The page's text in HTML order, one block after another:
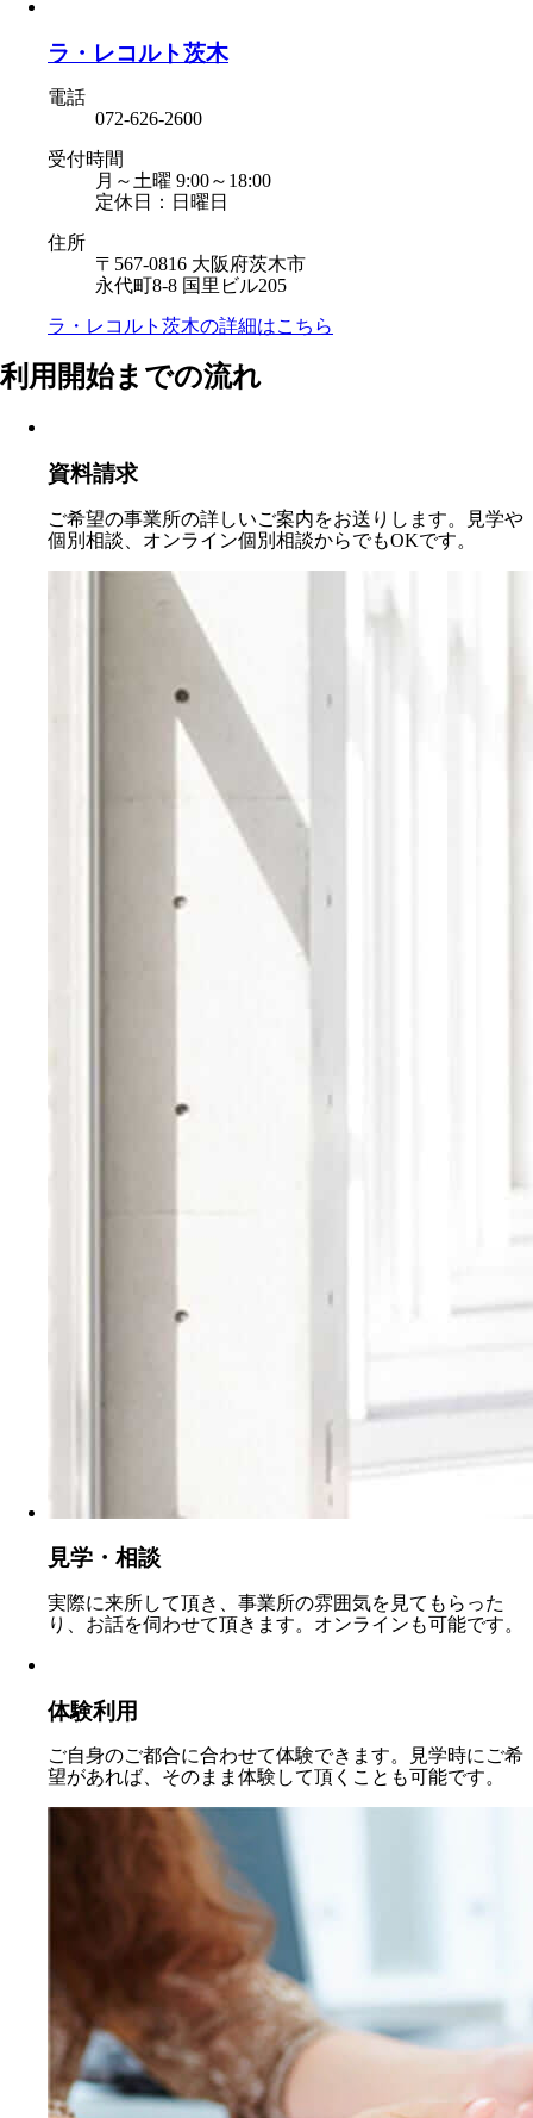
ラ・レコルト茨木
電話
072-626-2600
受付時間
月～土曜 9:00～18:00
定休日：日曜日
住所
〒567-0816 大阪府茨木市
永代町8-8 国里ビル205
ラ・レコルト茨木の詳細はこちら
利用開始までの流れ
資料請求
ご希望の事業所の詳しいご案内をお送りします。見学や
個別相談、オンライン個別相談からでもOKです。
見学・相談
実際に来所して頂き、事業所の雰囲気を見てもらった
り、お話を伺わせて頂きます。オンラインも可能です。
体験利用
ご自身のご都合に合わせて体験できます。見学時にご希
望があれば、そのまま体験して頂くことも可能です。